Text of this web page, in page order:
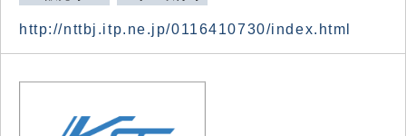
http://nttbj.itp.ne.jp/0116410730/index.html